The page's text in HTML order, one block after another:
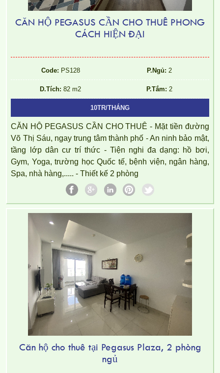
CĂN HỘ PEGASUS CẦN CHO THUÊ PHONG
CÁCH HIỆN ĐẠI
Code: PS128 P.Ngủ: 2
D.Tích: 82 m2 P.Tắm: 2
10TR/THÁNG
CĂN HỘ PEGASUS CẦN CHO THUÊ - Mặt tiền đường
Võ Thị Sáu, ngay trung tâm thành phố - An ninh bảo mật,
tầng lớp dân cư trí thức - Tiện nghi đa dạng: hồ bơi,
Gym, Yoga, trường học Quốc tế, bệnh viện, ngân hàng,
Spa, nhà hàng,..... - Thiết kế 2 phòng
Căn hộ cho thuê tại Pegasus Plaza, 2 phòng
ngủ
Cho thuê căn hộ 2PN, 2WC, 77m2 tại Topaz Twins, 13,5 triệu